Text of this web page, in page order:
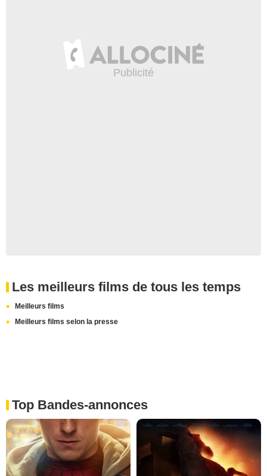
Les meilleurs films de tous les temps
Meilleurs films
Meilleurs films selon la presse
Top Bandes-annonces